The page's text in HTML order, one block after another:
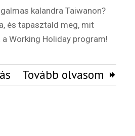
kalandra Taiwanon?
és tapasztald meg, mit
Working Holiday program!
Tovább olvasom